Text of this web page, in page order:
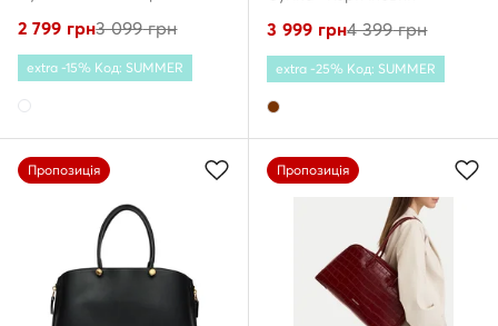
2 799 грн3 099грн
extra -15% Код: SUMMER
3 999 грн4 399грн
extra -25% Код: SUMMER
Пропозиція Пропозиція